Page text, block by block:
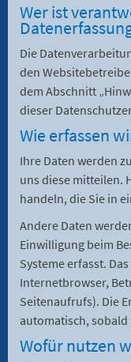
Wer ist
Die
den
dem Abschnitt
dieser
Wie erfassen
Ihre Daten werden
uns diese mitteilen.
handeln, die Sie in
Andere Daten
Einwilligung beim
Systeme erfasst.
Internetbrowser,
Seitenaufrufs). Die
automatisch, sobald
Wofür nutzen